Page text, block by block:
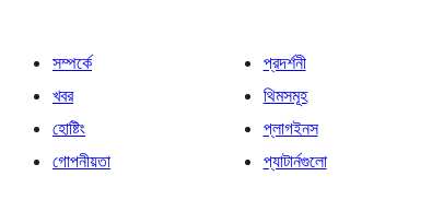
সম্পর্কে
খবর
হোষ্টিং
গোপনীয়তা
প্রদর্শনী
থিমসমূহ
প্লাগইনস
প্যাটার্নগুলো